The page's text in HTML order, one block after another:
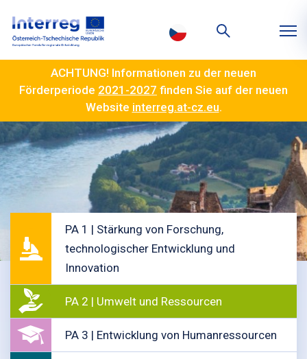
ACHTUNG! Informationen zu der neuen
Förderperiode 2021-2027 finden Sie auf der neuen
Website interreg.at-cz.eu.
PA 1 | Stärkung von Forschung,
technologischer Entwicklung und
Innovation
PA 2 | Umwelt und Ressourcen
PA 3 | Entwicklung von Humanressourcen